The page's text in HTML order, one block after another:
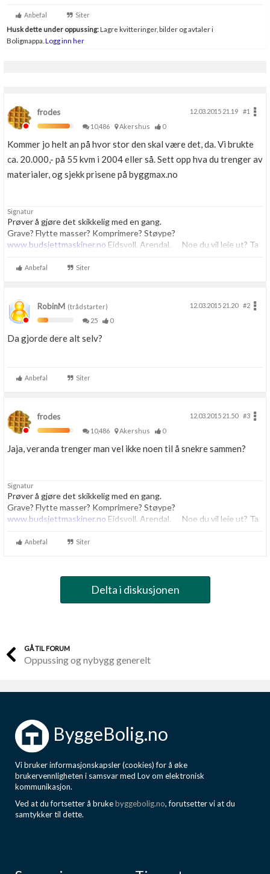
Anbefal Siter
Husk dette under oppussing:Lagre kvitteringer, bilder og avtaler i
Boligmappa. Logg inn her
frodes 12.03.2015 21.19
#1
10,486
Akershus 0
Kommer jo helt an på hvor stor den skal være det, da. Vi brukte
ca. 20.000,- på 55 kvm i 2004 eller så. Sett opp hva du trenger av
materialer, og sjekk prisene på byggmax.no
Signatur
Prøver å gjøre det skikkelig med en gang.
Grave? Flytte masser? Komprimere? Støype?
www.budsjettmaskiner.no Eidsvoll, Arendal. Noe du vil leie ut? Ta
Anbefal Siter
RobinM (trådstarter) 12.03.2015 21.20
#2
25
0
Da gjorde dere alt selv?
Anbefal Siter
frodes 12.03.2015 21.50
#3
10,486
Akershus 0
Jaja, veranda trenger man vel ikke noen til å snekre sammen?
Signatur
Prøver å gjøre det skikkelig med en gang.
Grave? Flytte masser? Komprimere? Støype?
www.budsjettmaskiner.no Eidsvoll, Arendal. Noe du vil leie ut? Ta
Anbefal Siter
Delta i diskusjonen
GÅ TIL FORUM
Oppussing og nybygg generelt
ByggeBolig.no
Vi bruker informasjonskapsler (cookies) for å øke
brukervennligheten i samsvar med Lov om elektronisk
kommunikasjon.
Ved at du fortsetter å brukebyggebolig.no, forutsetter vi at du
samtykker til dette.